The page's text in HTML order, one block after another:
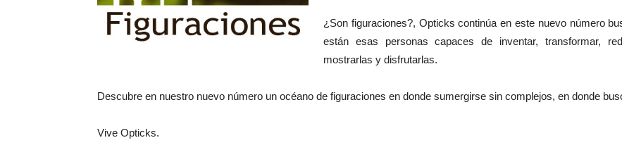
¿Son figuraciones?, Opticks continúa en este nuevo número
están esas personas capaces de inventar, transformar,
mostrarlas y disfrutarlas.
Descubre en nuestro nuevo número un océano de figuraciones en donde sumergirse sin complejos, en donde
Vive Opticks.